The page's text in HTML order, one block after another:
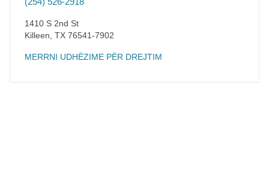
1410 S 2nd St
Killeen TX 76541-7902
MERRNI UDHËZIME PËR DREJTIM